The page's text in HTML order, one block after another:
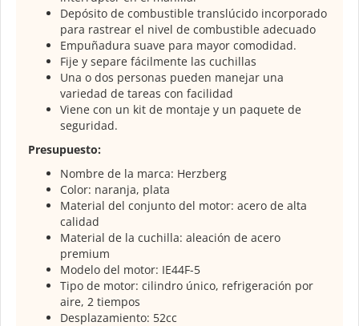
Depósito de combustible translúcido incorporado
para rastrear el nivel de combustible adecuado
Empuñadura suave para mayor comodidad.
Fije y separe fácilmente las cuchillas
Una o dos personas pueden manejar una
variedad de tareas con facilidad
Viene con un kit de montaje y un paquete de
seguridad.
Presupuesto:
Nombre de la marca: Herzberg
Color: naranja, plata
Material del conjunto del motor: acero de alta
calidad
Material de la cuchilla: aleación de acero
premium
Modelo del motor: IE44F-5
Tipo de motor: cilindro único, refrigeración por
aire, 2 tiempos
Desplazamiento: 52cc